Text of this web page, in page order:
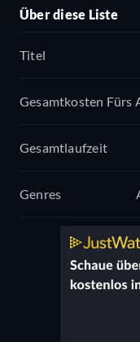
Über diese Liste
Titel
Gesamtkosten Fürs
Gesamtlaufzeit
Genres